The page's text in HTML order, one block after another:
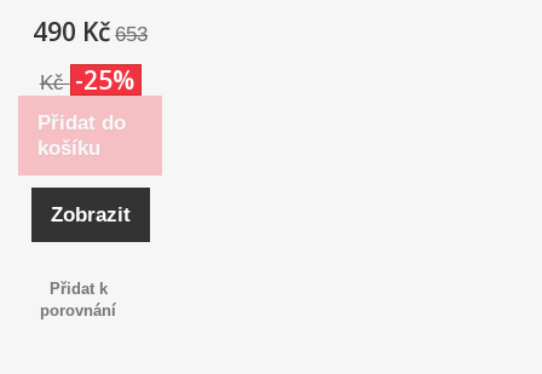
490 Kč 653
Kč -25%
Přidat do
košíku
Zobrazit
Přidat k
porovnání